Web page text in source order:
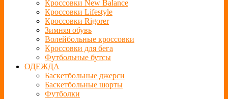
Кроссовки New Balance
Кроссовки Lifestyle
Кроссовки Rigorer
Зимняя обувь
Волейбольные кроссовки
Кроссовки для бега
Футбольные бутсы
ОДЕЖДА
Баскетбольные джерси
Баскетбольные шорты
Футболки